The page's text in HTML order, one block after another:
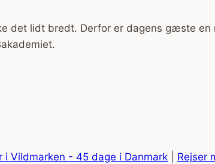
det lidt bredt. Derfor er dagens gæste
i Vildmarken - 45 dage i Danmark Rejser